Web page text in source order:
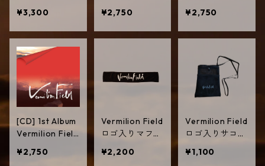
on Field
¥3,300
Field
¥2,750 ¥2,750
[CD] 1st Album
Vermilion Field
¥2,750
Vermilion Field
ロゴ入りマフラ
¥2,200
Vermilion Field
ロゴ入りサコッ
シュ)
¥1,100